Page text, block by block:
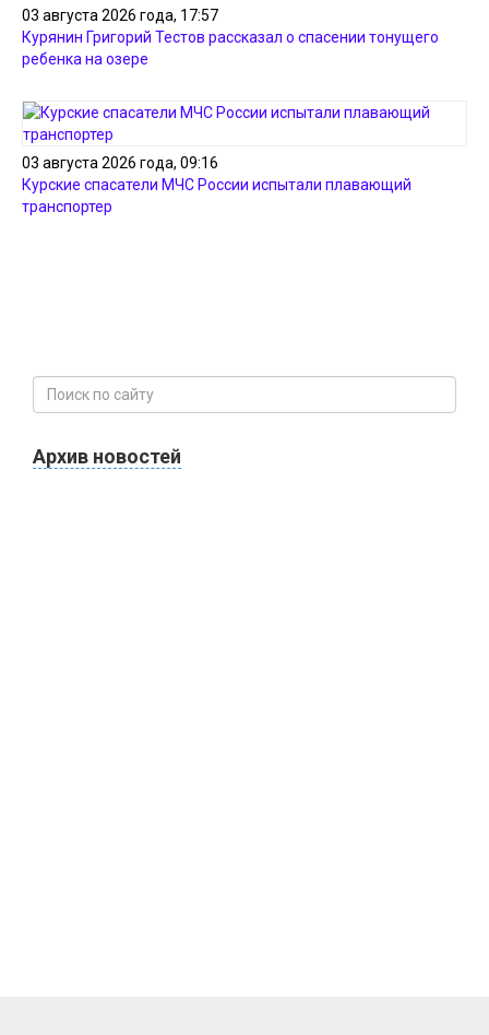
03 августа 2026 года, 17:57
Курянин Григорий Тестов рассказал о спасении тонущего
ребенка на озере
03 августа 2026 года, 09:16
Курские спасатели МЧС России испытали плавающий
транспортер
Архив новостей